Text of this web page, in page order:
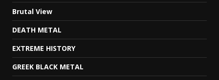
Brutal View
DEATH METAL
EXTREME HISTORY
GREEK BLACK METAL